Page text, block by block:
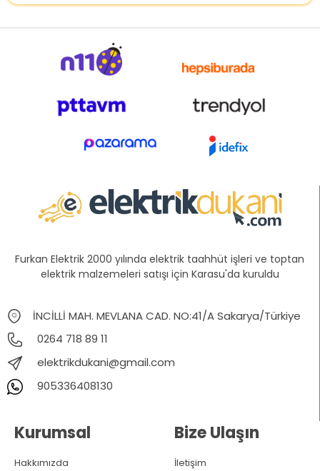
Furkan Elektrik 2000 yılında elektrik taahhüt işleri ve toptan
elektrik malzemeleri satışı için Karasu'da kuruldu
İNCİLLİ MAH. MEVLANA CAD. NO:41/A Sakarya/Türkiye
0264 718 89 11
elektrikdukani@gmail.com
905336408130
Kurumsal
Hakkımızda
Bize Ulaşın
İletişim